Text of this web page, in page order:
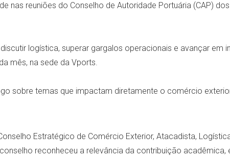
nas reuniões do Conselho de Autoridade Portuária (CAP)
logística, superar gargalos operacionais e avançar em
mês, na sede da Vports.
sobre temas que impactam diretamente o comércio
Estratégico de Comércio Exterior, Atacadista,
reconheceu a relevância da contribuição acadêmica,